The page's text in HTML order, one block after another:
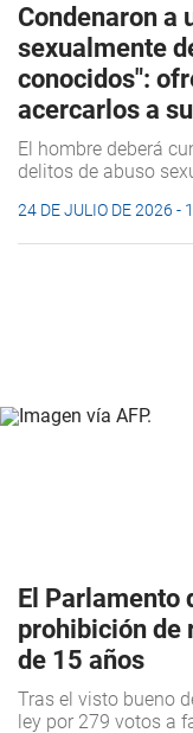
Condenaron a
sexualmente
conocidos":
acercarlos a
El hombre deberá
delitos de abuso
24 DE JULIO DE 2026 -
El Parlamento
prohibición de
de 15 años
Tras el visto bueno
ley por 279 votos a